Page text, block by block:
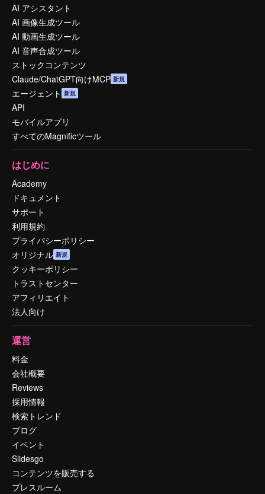
AI アシスタント
AI 画像生成ツール
AI 動画生成ツール
AI 音声合成ツール
ストックコンテンツ
Claude/ChatGPT向けMCP 新規
エージェント 新規
API
モバイルアプリ
すべてのMagnificツール
はじめに
Academy
ドキュメント
サポート
利用規約
プライバシーポリシー
オリジナル 新規
クッキーポリシー
トラストセンター
アフィリエイト
法人向け
運営
料金
会社概要
Reviews
採用情報
検索トレンド
ブログ
イベント
Slidesgo
コンテンツを販売する
プレスルーム